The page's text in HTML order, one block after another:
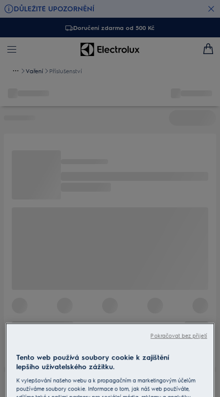
DŮLEŽITÉ UPOZORNĚNÍ
Doručení zdarma od 500 Kč
Vaření Příslušenství
Tento web používá soubory cookie k zajištění
lepšího uživatelského zážitku.
K vylepšování našeho webu a k propagačním a marketingovým účelům
používáme soubory cookie. Informace o tom, jak náš web používáte,
Pokračovat bez přijetí